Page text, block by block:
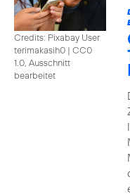
Credits: Pixabay User
terimakasih0 | CC0
1.0, Ausschnitt
bearbeitet